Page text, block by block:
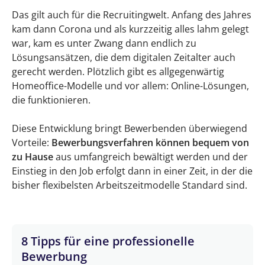
Bewerbungsgespräche – wie kreativ denken
Sie unter Druck?
Das gilt auch für die Recruitingwelt. Anfang des Jahres
kam dann Corona und als kurzzeitig alles lahm gelegt
war, kam es unter Zwang dann endlich zu
Lösungsansätzen, die dem digitalen Zeitalter auch
gerecht werden. Plötzlich gibt es allgegenwärtig
Homeoffice-Modelle und vor allem: Online-Lösungen,
die funktionieren.
Diese Entwicklung bringt Bewerbenden überwiegend
Vorteile: Bewerbungsverfahren können bequem von
zu Hauseaus umfangreich bewältigt werden und der
Einstieg in den Job erfolgt dann in einer Zeit, in der die
bisher flexibelsten Arbeitszeitmodelle Standard sind.
8 Tipps für eine professionelle
Bewerbung